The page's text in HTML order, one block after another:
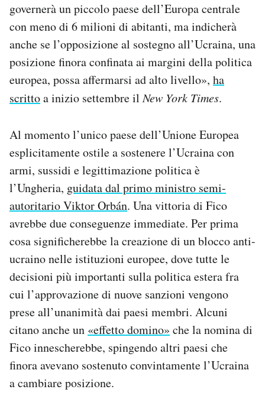
governerà un piccolo paese dell’Europa centrale
con meno di 6 milioni di abitanti, ma indicherà
anche se l’opposizione al sostegno all’Ucraina, una
posizione finora confinata ai margini della politica
europea, possa affermarsi ad alto livello», ha
scrittoa inizio settembre ilNew York Times.
Al momento l’unico paese dell’Unione Europea
esplicitamente ostile a sostenere l’Ucraina con
armi, sussidi e legittimazione politica è
l’Ungheria, guidata dal primo ministro semi-
autoritario Viktor Orbán. Una vittoria di Fico
avrebbe due conseguenze immediate. Per prima
cosa significherebbe la creazione di un blocco anti-
ucraino nelle istituzioni europee, dove tutte le
decisioni più importanti sulla politica estera fra
cui l’approvazione di nuove sanzioni vengono
prese all’unanimità dai paesi membri. Alcuni
citano anche un «effetto domino» che la nomina di
Fico innescherebbe, spingendo altri paesi che
finora avevano sostenuto convintamente l’Ucraina
a cambiare posizione.